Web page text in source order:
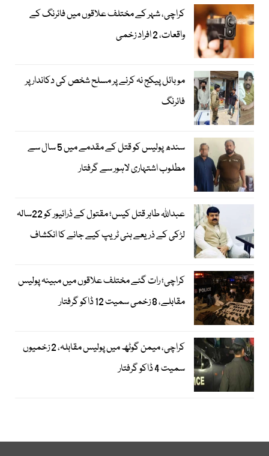
کراچی، شہر کے مختلف علاقوں میں فائرنگ کے
واقعات، 2 افراد زخمی
موبائل پیکج نہ کرنے پر مسلح شخص کی دکاندار پر
فائرنگ
سندھ پولیس کو قتل کے مقدمے میں 5 سال سے
مطلوب اشتہاری لاہور سے گرفتار
عبداللہ طاہر قتل کیس؛ مقتول کے ڈرائیور کو 22سالہ
لڑکی کے ذریعے ہنی ٹریپ کیے جانے کا انکشاف
کراچی؛ رات گئے مختلف علاقوں میں مبینہ پولیس
مقابلے، 8 زخمی سمیت 12 ڈاکو گرفتار
کراچی، میمن گوٹھ میں پولیس مقابلہ، 2 زخمیوں
سمیت 4 ڈاکو گرفتار